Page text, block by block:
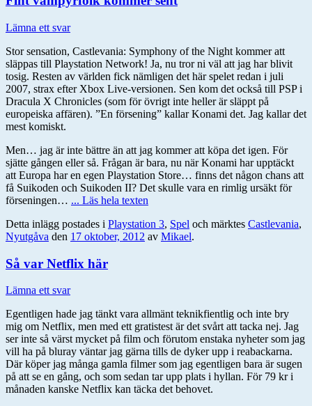
Lämna ett svar
Stor sensation, Castlevania: Symphony of the Night kommer att
släppas till Playstation Network! Ja, nu tror ni väl att jag har blivit
tosig. Resten av världen fick nämligen det här spelet redan i juli
2007, strax efter Xbox Live-versionen. Sen kom det också till PSP i
Dracula X Chronicles (som för övrigt inte heller är släppt på
europeiska affären). ”En försening” kallar Konami det. Jag kallar det
mest komiskt.
Men… jag är inte bättre än att jag kommer att köpa det igen. För
sjätte gången eller så. Frågan är bara, nu när Konami har upptäckt
att Europa har en egen Playstation Store… finns det någon chans att
få Suikoden och Suikoden II? Det skulle vara en rimlig ursäkt för
förseningen… ... Läs hela texten
Detta inlägg postades i Playstation 3, Spel och märktes Castlevania,
Nyutgåva den 17 oktober, 2012 av Mikael.
Så var Netflix här
Lämna ett svar
Egentligen hade jag tänkt vara allmänt teknikfientlig och inte bry
mig om Netflix, men med ett gratistest är det svårt att tacka nej. Jag
ser inte så värst mycket på film och förutom enstaka nyheter som jag
vill ha på bluray väntar jag gärna tills de dyker upp i reabackarna.
Där köper jag många gamla filmer som jag egentligen bara är sugen
på att se en gång, och som sedan tar upp plats i hyllan. För 79 kr i
månaden kanske Netflix kan täcka det behovet.